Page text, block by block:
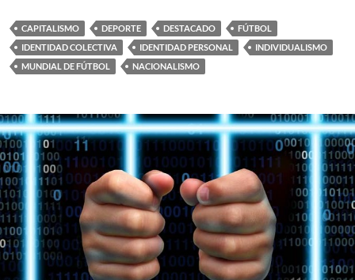
CAPITALISMO DEPORTE DESTACADO
FÚTBOL
IDENTIDAD COLECTIVA
IDENTIDAD PERSONAL
INDIVIDUALISMO
MUNDIAL DE FÚTBOL
NACIONALISMO